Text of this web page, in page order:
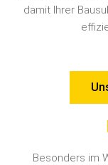
damit Ihrer
Besonders im